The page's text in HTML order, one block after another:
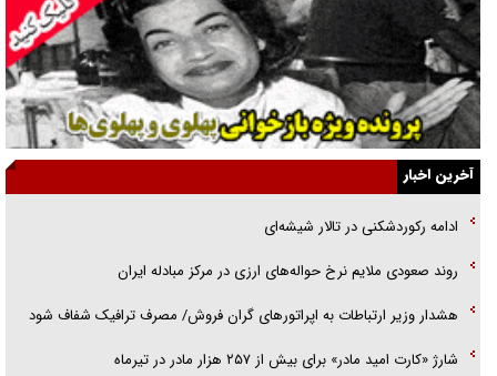
انگشت‌های پا شناسایی کردیم
نسلی که آنلاین الگو می‌گیرد
گفت‌وگو با آیت‌الله جاودان/ جفای مخالفان مکانت معنوی رهبر شهید را
ارتقا می‌داد
راننده مست به قانون می‌خندد
همه آقای دوربینی شده‌ایم!
قصه ناتمام سرویس مدارس
آیا مقاومت فلسطین خلع‌سلاح می‌شود؟
آخرین اخبار
ادامه رکوردشکنی در تالار شیشه‌ای
روند صعودی ملایم نرخ حواله‌های ارزی در مرکز مبادله ایران
هشدار وزیر ارتباطات به اپراتورهای گران فروش/ مصرف ترافیک شفاف شود
شارژ «کارت امید مادر» برای بیش از ۲۵۷ هزار مادر در تیرماه